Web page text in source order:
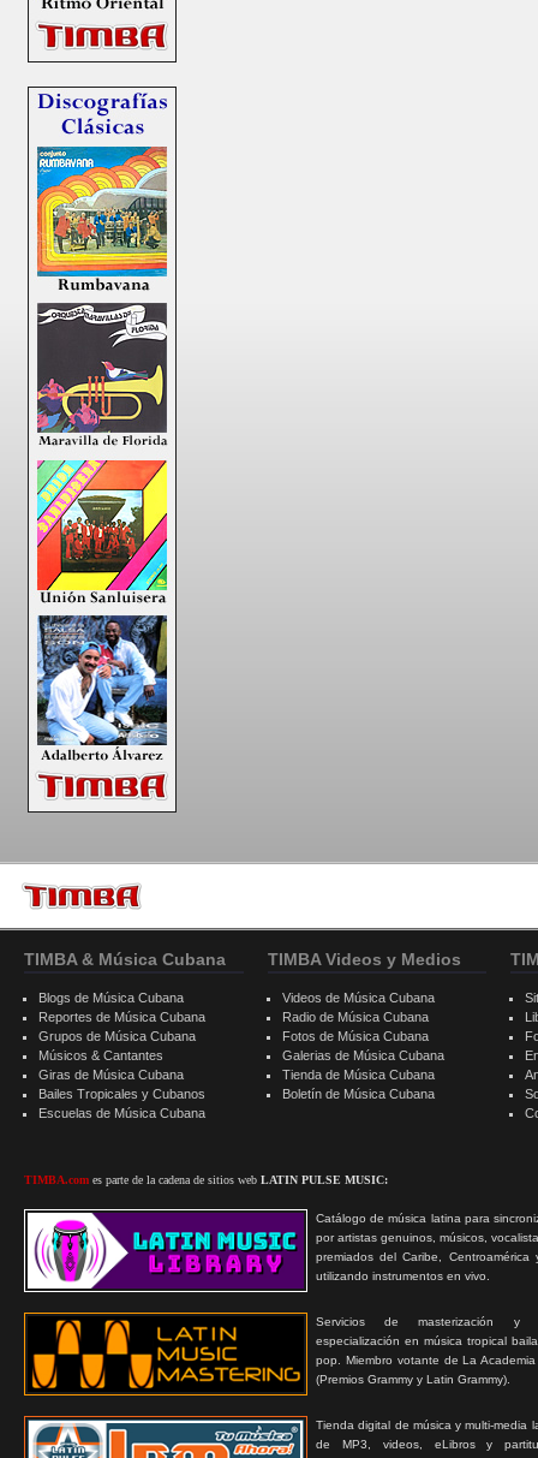
TIMBA & Música Cubana
Blogs de Música Cubana
Reportes de Música Cubana
Grupos de Música Cubana
Músicos & Cantantes
Giras de Música Cubana
Bailes Tropicales y Cubanos
Escuelas de Música Cubana
TIMBA.com es parte de la cadena de sitios web LATIN PULSE MUSIC:
Catálogo de música latina para
por artistas genuinos, músicos,
premiados del Caribe, Centroamérica
utilizando instrumentos en vivo.
Servicios de masterización y
especialización en música tropical
pop. Miembro votante de La
(Premios Grammy y Latin Grammy).
Tienda digital de música y multi-media
de MP3, videos, eLibros y
TIMBA Videos y Medios
Videos de Música Cubana
Radio de Música Cubana
Fotos de Música Cubana
Galerias de Música Cubana
Tienda de Música Cubana
Boletín de Música Cubana